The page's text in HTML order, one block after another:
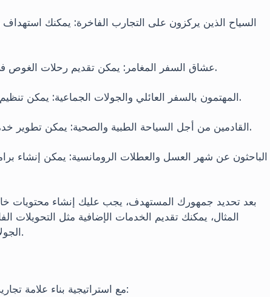
السياح الذين يركزون على التجارب الفاخرة: يمكنك
عشاق السفر المغامر: يمكن تقديم رحلات الغوص في كاش أو برامج التنزه على طول طريق ليكيا.
المهتمون بالسفر العائلي والجولات الجماعية: يمكن تنظيم جولات ملائمة للأطفال وفنادق صديقة للعائلة.
القادمين من أجل السياحة الطبية والصحية: يمكن تطوير خدمات مثل زراعة الشعر وحزم الفنادق الحرارية.
الباحثون عن شهر العسل والعطلات الرومانسية: يمكن إنشاء
بعد تحديد جمهورك المستهدف، يجب عليك إنشاء محتويات
المثال، يمكنك تقديم الخدمات الإضافية مثل التحويلات
الجولات المصحوبة بمرشدين خاصين للسياح الفاخرين.
مع استراتيجية بناء علامة تجارية ناجحة، يجب أن تأخذ في اعتبارك العناصر التالية: